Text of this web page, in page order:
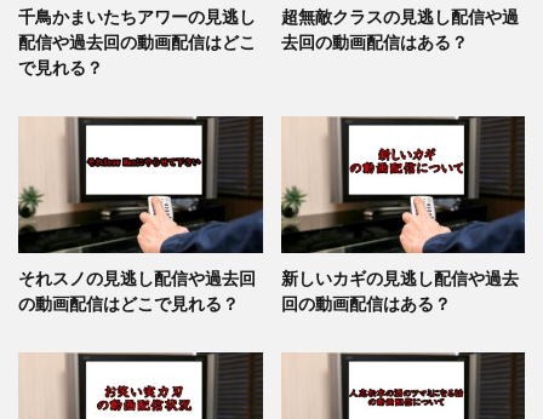
千鳥かまいたちアワーの見逃し
配信や過去回の動画配信はどこ
で見れる？
超無敵クラスの見逃し配信や過
去回の動画配信はある？
それスノの見逃し配信や過去回
の動画配信はどこで見れる？
新しいカギの見逃し配信や過去
回の動画配信はある？